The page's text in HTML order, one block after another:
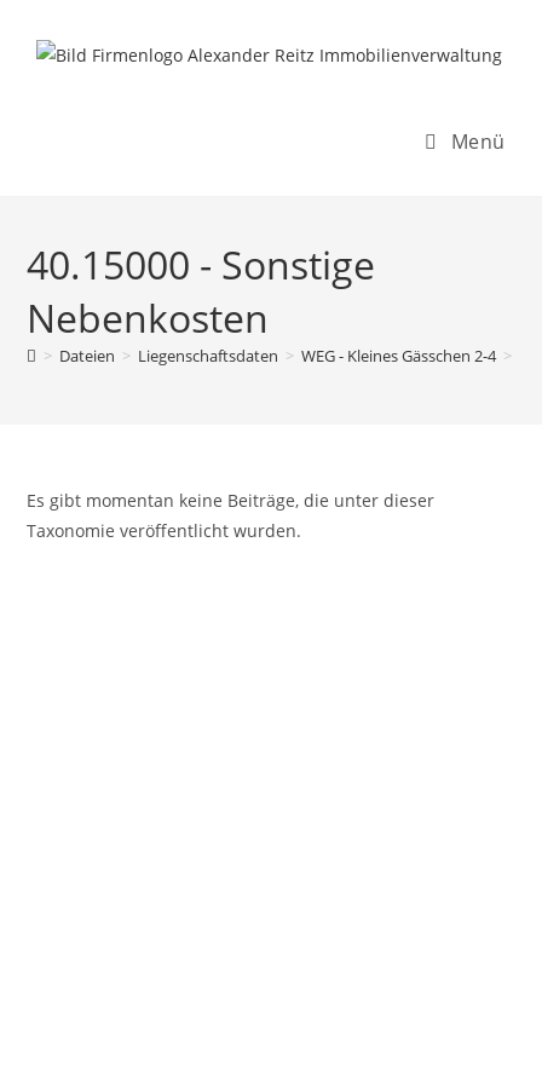
Inhalt
Menü
40.15000 - Sonstige
Nebenkosten
> Dateien > Liegenschaftsdaten > WEG - Kleines Gässchen 2-4 >
Es gibt momentan keine Beiträge, die unter dieser
Taxonomie veröffentlicht wurden.